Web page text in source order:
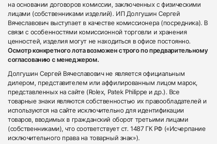
на основании договоров комиссии, заключенных с физическими
лицами (собственниками изделий). ИП Долгушин Сергей
Вячеславович выступает в качестве комиссионера (посредника). В
связи с особенностями комиссионной торговли и хранения
ценностей, изделия могут не находиться в офисе постоянно.
Осмотр конкретного лота возможен строго по предварительному
согласованию с менеджером.
Долгушин Сергей Вячеславович не является официальным
дилером, представителем или аффилированным лицом марок,
представленных на сайте (Rolex, Patek Philippe и др.). Все
товарные знаки являются собственностью их правообладателей и
используются на сайте исключительно для идентификации
товаров, вводимых в гражданский оборот третьими лицами
(собственниками), что соответствует ст. 1487 ГК РФ («Исчерпание
исключительного права на товарный знак»).